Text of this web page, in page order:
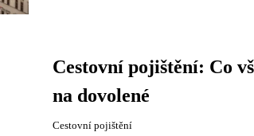
Cestovní pojištění: Co
na dovolené
Cestovní pojištění